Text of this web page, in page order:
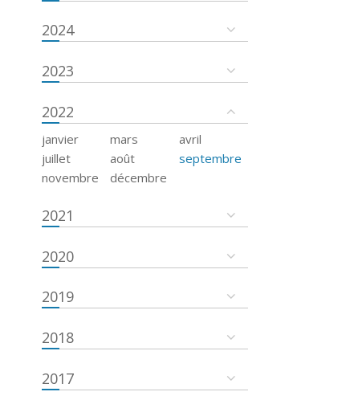
2024
2023
2022
janvier mars
avril
juillet
août
septembre
novembre
décembre
2021
2020
2019
2018
2017